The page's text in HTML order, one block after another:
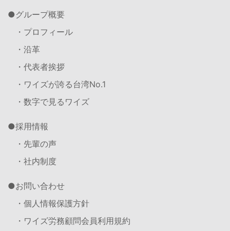
グループ概要
・プロフィール
・沿革
・代表者挨拶
・ワイズが誇る台湾No.1
・数字で見るワイズ
採用情報
・先輩の声
・社内制度
お問い合わせ
・個人情報保護方針
・ワイズ労務顧問会員利用規約